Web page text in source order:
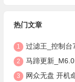
热门文章
1 过滤王_控制台
2 马蹄更新
3 网众无盘 开机